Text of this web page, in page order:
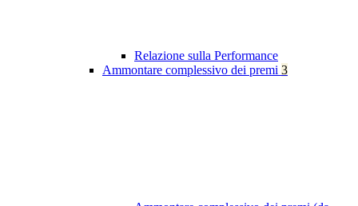
Relazione sulla Performance
Ammontare complessivo dei premi 3